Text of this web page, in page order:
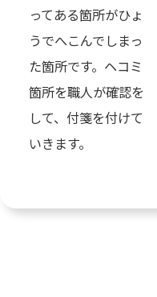
ってある箇所がひょ
うでへこんでしまっ
た箇所です。ヘコミ
箇所を職人が確認を
して、付箋を付けて
いきます。